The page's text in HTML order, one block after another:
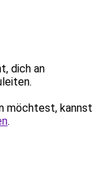
dich an
möchtest, kannst
.